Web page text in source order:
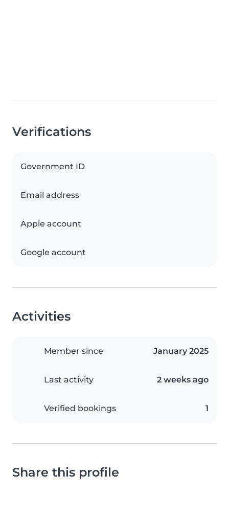
Verifications
Government ID
Email address
Apple account
Google account
Activities
Member since January 2025
Last activity 2 weeks ago
Verified bookings 1
Share this profile